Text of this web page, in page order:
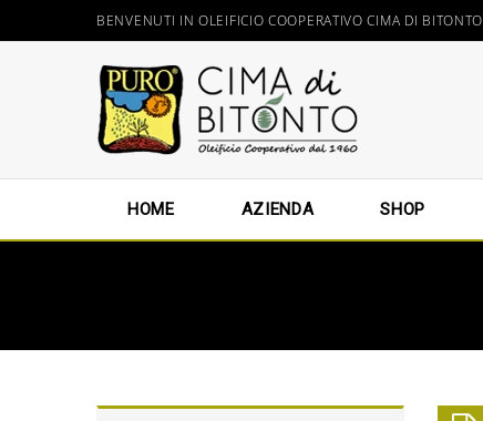
BENVENUTI IN OLEIFICIO COOPERATIVO CIMA DI BITONTO
HOME AZIENDA SHOP